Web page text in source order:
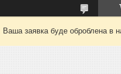
Ваша заявка буде оброблена в